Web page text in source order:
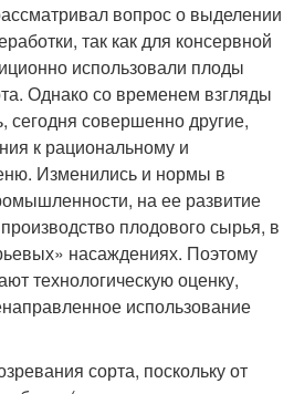
вопрос о выделении
так как для консервной
использовали плоды
Однако со временем взгляды
сегодня совершенно другие,
к рациональному и
Изменились и нормы в
на ее развитие
плодового сырья, в
насаждениях. Поэтому
технологическую оценку,
использование
сорта, поскольку от